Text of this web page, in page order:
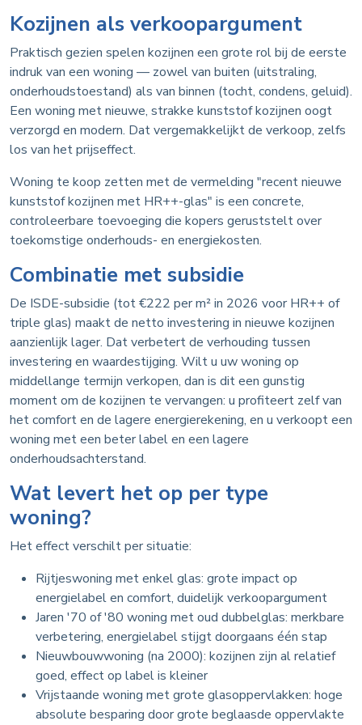
Kozijnen als verkoopargument
Praktisch gezien spelen kozijnen een grote rol bij de eerste
indruk van een woning — zowel van buiten (uitstraling,
onderhoudstoestand) als van binnen (tocht, condens, geluid).
Een woning met nieuwe, strakke kunststof kozijnen oogt
verzorgd en modern. Dat vergemakkelijkt de verkoop, zelfs
los van het prijseffect.
Woning te koop zetten met de vermelding "recent nieuwe
kunststof kozijnen met HR++-glas" is een concrete,
controleerbare toevoeging die kopers geruststelt over
toekomstige onderhouds- en energiekosten.
Combinatie met subsidie
De ISDE-subsidie (tot €222 per m² in 2026 voor HR++ of
triple glas) maakt de netto investering in nieuwe kozijnen
aanzienlijk lager. Dat verbetert de verhouding tussen
investering en waardestijging. Wilt u uw woning op
middellange termijn verkopen, dan is dit een gunstig
moment om de kozijnen te vervangen: u profiteert zelf van
het comfort en de lagere energierekening, en u verkoopt een
woning met een beter label en een lagere
onderhoudsachterstand.
Wat levert het op per type
woning?
Het effect verschilt per situatie:
Rijtjeswoning met enkel glas: grote impact op
energielabel en comfort, duidelijk verkoopargument
Jaren '70 of '80 woning met oud dubbelglas: merkbare
verbetering, energielabel stijgt doorgaans één stap
Nieuwbouwwoning (na 2000): kozijnen zijn al relatief
goed, effect op label is kleiner
Vrijstaande woning met grote glasoppervlakken: hoge
absolute besparing door grote beglaasde oppervlakte